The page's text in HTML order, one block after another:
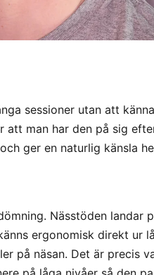
sessioner utan att
man har den på sig
ger en naturlig känsla
Nässtöden landar
ergonomisk direkt ur
på näsan. Det är precis